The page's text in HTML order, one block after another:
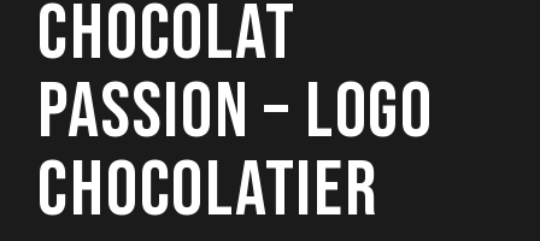
CHOCOLAT
PASSION – LOGO
CHOCOLATIER